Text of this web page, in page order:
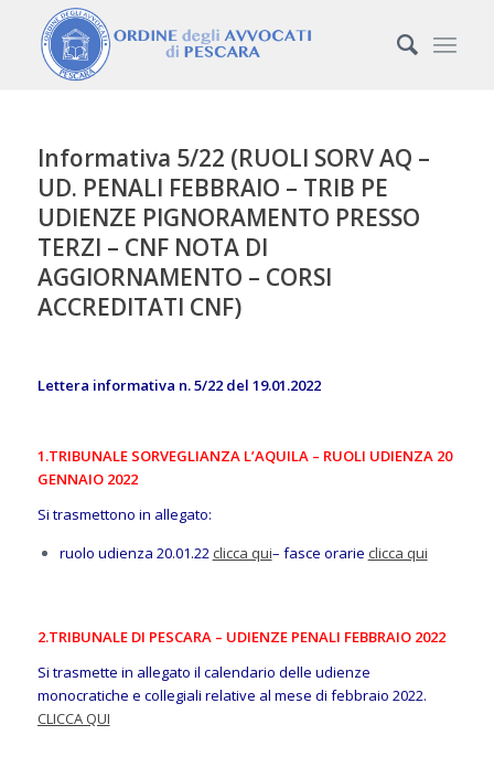
Informativa 5/22 (RUOLI SORV AQ –
UD. PENALI FEBBRAIO – TRIB PE
UDIENZE PIGNORAMENTO PRESSO
TERZI – CNF NOTA DI
AGGIORNAMENTO – CORSI
ACCREDITATI CNF)
Lettera informativa n. 5/22 del 19.01.2022
1.TRIBUNALE SORVEGLIANZA L’AQUILA – RUOLI UDIENZA 20
GENNAIO 2022
Si trasmettono in allegato:
ruolo udienza 20.01.22 clicca qui– fasce orarie clicca qui
2.TRIBUNALE DI PESCARA – UDIENZE PENALI FEBBRAIO 2022
Si trasmette in allegato il calendario delle udienze
monocratiche e collegiali relative al mese di febbraio 2022.
CLICCA QUI